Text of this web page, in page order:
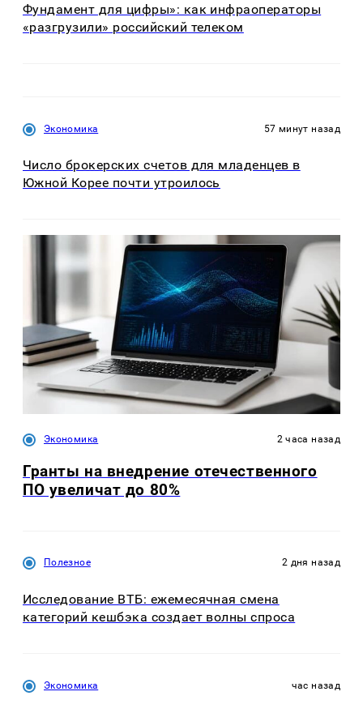
Фундамент для цифры»: как инфраоператоры
«разгрузили» российский телеком
Экономика 57 минут назад
Число брокерских счетов для младенцев в
Южной Корее почти утроилось
Экономика 2 часа назад
Гранты на внедрение отечественного
ПО увеличат до 80%
Полезное 2 дня назад
Исследование ВТБ: ежемесячная смена
категорий кешбэка создает волны спроса
Экономика час назад